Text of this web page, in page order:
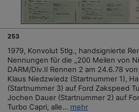
253
1979, Konvolut 5tlg., handsignierte
Nennungen für die „200 Meilen von
DARM/Div.II Rennen 2 am 24.6.78
Klaus Niedzwiedz (Startnummer 1),
(Startnummer 3) auf Ford Zakspeed
Jochen Dauer (Startnummer 2) auf
Turbo Capri, alle... mehr